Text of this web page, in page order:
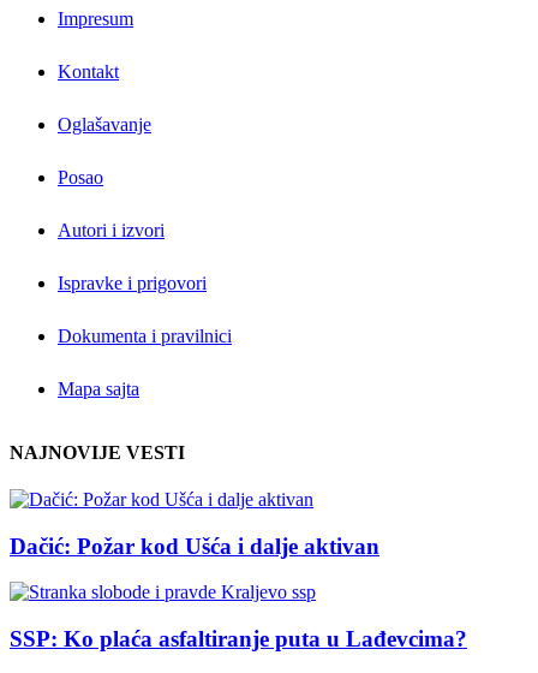
Impresum
Kontakt
Oglašavanje
Posao
Autori i izvori
Ispravke i prigovori
Dokumenta i pravilnici
Mapa sajta
NAJNOVIJE VESTI
Dačić: Požar kod Ušća i dalje aktivan
SSP: Ko plaća asfaltiranje puta u Lađevcima?